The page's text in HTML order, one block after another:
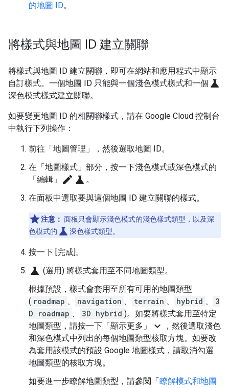
的地圖 ID。
將樣式與地圖 ID 建立關聯
將樣式與地圖 ID 建立關聯，即可在網站和應用程式中顯示
自訂樣式。一個地圖 ID 只能與一個淺色模式樣式和一個 science
深色模式樣式建立關聯。
如要變更地圖 ID 的相關聯樣式，請在 Google Cloud 控制台
中執行下列操作：
前往「地圖管理」
，然後選取地圖 ID。
在「地圖樣式」 部分，按一下淺色模式或深色模式的
「編輯」
edit science 。
在面板中選取要與這個地圖 ID 建立關聯的樣式。
注意： 面板只會顯示淺色模式的淺色樣式類型，以及深
色模式的 science 深色樣式類型。
按一下 [完成]。
science (選用) 將樣式套用至不同地圖類型。
根據預設，樣式會套用至所有可用的地圖類型
( roadmap 、 navigation 、 terrain 、 hybrid 、
3
D roadmap 、 3D hybrid )。如要將樣式套用至特定
地圖類型，請按一下「顯示更多」
expand_more
，然後選取淺色
和深色模式中列出的每個地圖類型核取方塊。如要改
為套用該模式的預設 Google 地圖樣式，請取消勾選
地圖類型的核取方塊。
如要進一步瞭解地圖類型，請參閱「 瞭解模式和地圖